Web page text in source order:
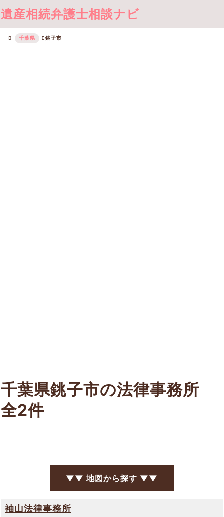
遺産相続弁護士相談ナビ
千葉県 銚子市
千葉県銚子市の法律事務所
全2件
▼▼ 地図から探す ▼▼
袖山法律事務所